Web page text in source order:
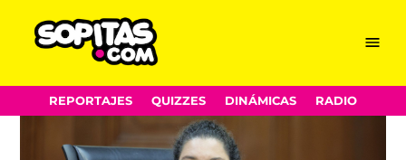
content
Menu
REPORTAJES QUIZZES DINÁMICAS RADIO
Ricardo Salinas Pliego